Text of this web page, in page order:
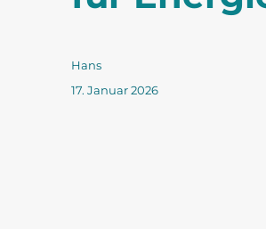
Autor
Hans
Veröffentlicht
17. Januar 2026